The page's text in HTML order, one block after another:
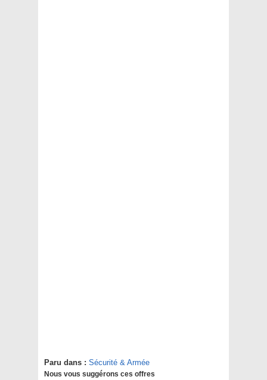
Paru dans : Sécurité & Armée
Nous vous suggérons ces offres